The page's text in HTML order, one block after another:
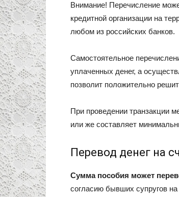
Внимание! Перечисление
кредитной организации на
любом из российских банков.
Самостоятельное
уплаченных денег, а
позволит положительно
При проведении транзакции
или же составляет
Перевод денег на
Сумма пособия может
согласию бывших супругов